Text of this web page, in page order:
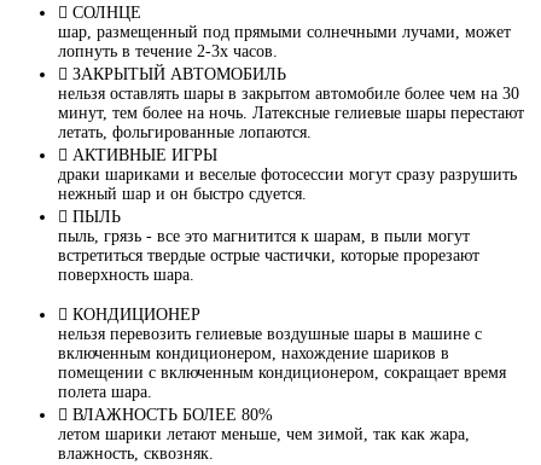
СОЛНЦЕ
шар, размещенный под прямыми солнечными лучами, может
лопнуть в течение 2-3х часов.
ЗАКРЫТЫЙ АВТОМОБИЛЬ
нельзя оставлять шары в закрытом автомобиле более чем на 30
минут, тем более на ночь. Латексные гелиевые шары перестают
летать, фольгированные лопаются.
АКТИВНЫЕ ИГРЫ
драки шариками и веселые фотосессии могут сразу разрушить
нежный шар и он быстро сдуется.
ПЫЛЬ
пыль, грязь - все это магнитится к шарам, в пыли могут
встретиться твердые острые частички, которые прорезают
поверхность шара.
КОНДИЦИОНЕР
нельзя перевозить гелиевые воздушные шары в машине с
включенным кондиционером, нахождение шариков в
помещении с включенным кондиционером, сокращает время
полета шара.
ВЛАЖНОСТЬ БОЛЕЕ 80%
летом шарики летают меньше, чем зимой, так как жара,
влажность, сквозняк.